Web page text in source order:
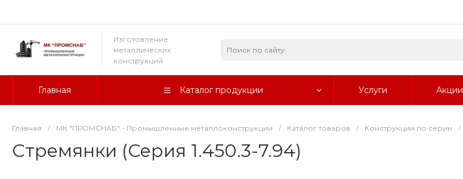
Изготовление
металлических
конструкций
Главная Каталог продукции Услуги Акции
Главная / МК "ПРОМСНАБ" - Промышленные металлоконструкции / Каталог товаров / Конструкции по серии /
Стремянки (Серия 1.450.3-7.94)